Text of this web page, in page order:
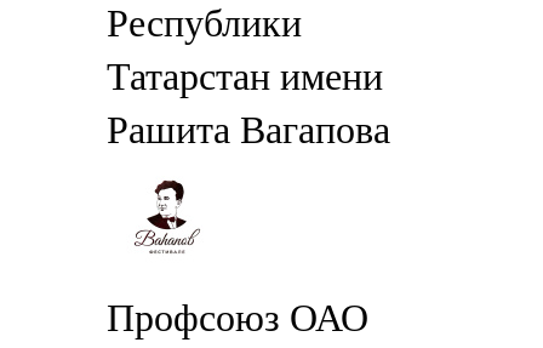
Республики
Татарстан имени
Рашита Вагапова
Профсоюз ОАО